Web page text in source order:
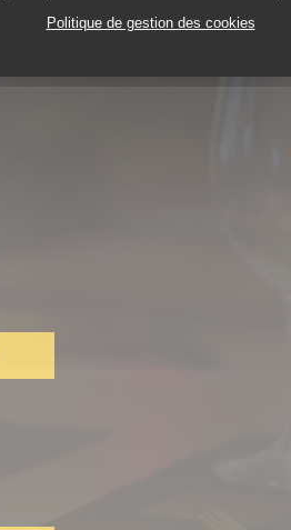
Politique de gestion des cookies
Mozart 13100 Aix-en-
fenêtre))